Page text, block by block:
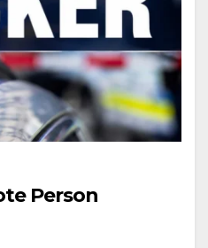
Person